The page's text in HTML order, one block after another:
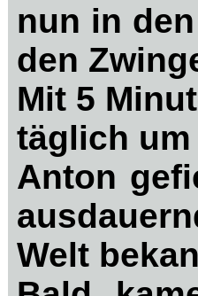
nun in
den
Mit 5
täglich
Anton
Welt